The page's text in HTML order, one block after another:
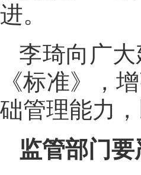
进。
李琦向广
《标准》，
础管理能力
监管部门